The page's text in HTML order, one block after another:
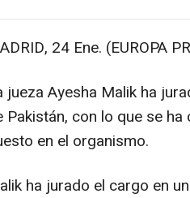
24 Ene. (EUROPA
jueza Ayesha Malik ha
Pakistán, con lo que se
en el organismo.
ha jurado el cargo en